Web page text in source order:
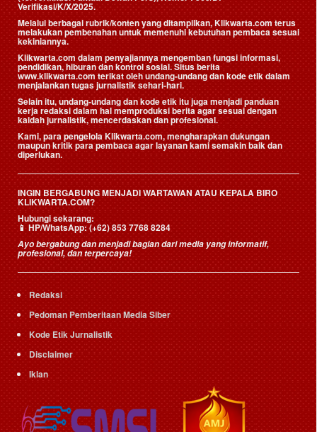
Verifikasi/K/X/2025.
Melalui berbagai rubrik/konten yang ditampilkan, Klikwarta.com terus
melakukan pembenahan untuk memenuhi kebutuhan pembaca sesuai
kekiniannya.
Klikwarta.com dalam penyajiannya mengemban fungsi informasi,
pendidikan, hiburan dan kontrol sosial. Situs berita
www.klikwarta.com terikat oleh undang-undang dan kode etik dalam
menjalankan tugas jurnalistik sehari-hari.
Selain itu, undang-undang dan kode etik itu juga menjadi panduan
kerja redaksi dalam hal memproduksi berita agar sesuai dengan
kaidah jurnalistik, mencerdaskan dan profesional.
Kami, para pengelola Klikwarta.com, mengharapkan dukungan
maupun kritik para pembaca agar layanan kami semakin baik dan
diperlukan.
INGIN BERGABUNG MENJADI WARTAWAN ATAU KEPALA BIRO
KLIKWARTA.COM?
Hubungi sekarang:
📱HP/WhatsApp:(+62) 853 7768 8284
Ayo bergabung dan menjadi bagian dari media yang informatif,
profesional, dan terpercaya!
Redaksi
Pedoman Pemberitaan Media Siber
Kode Etik Jurnalistik
Disclaimer
Iklan